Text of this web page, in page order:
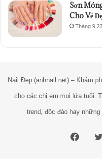
Sơn
Cho Vẻ
Tháng 9
Nail Đẹp (anhnail.net) – Khám
cho các chị em mọi lứa tuổi.
trend, độc đáo hay những